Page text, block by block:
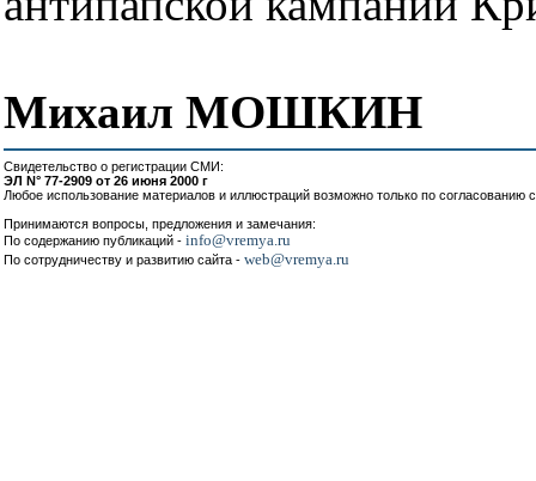
Михаил МОШКИН
Свидетельство о регистрации СМИ:
ЭЛ N° 77-2909 от 26 июня 2000 г
Любое использование материалов и иллюстраций возможно только по согласованию
Принимаются вопросы, предложения и замечания:
По содержанию публикаций - info@vremya.ru
По сотрудничеству и развитию сайта - web@vremya.ru